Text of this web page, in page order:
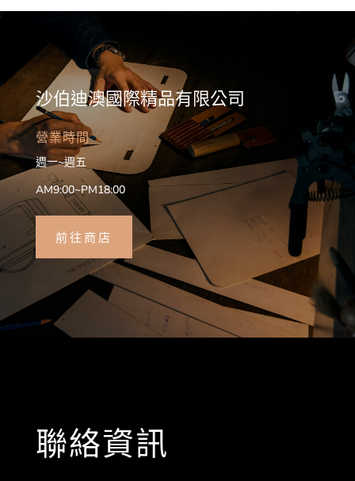
沙伯迪澳國際精品有限公司
營業時間
週一~週五
AM9:00~PM18:00
前往商店
聯絡資訊